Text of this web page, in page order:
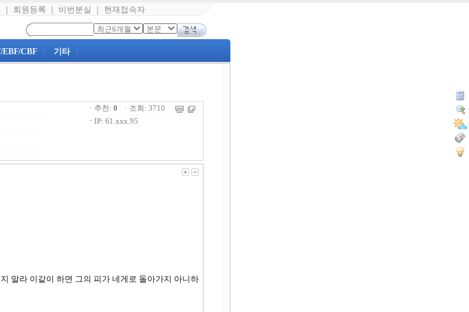
회원등록 비번분실 현재접속자
EBF/CBF 기타
ㆍ추천: 0 ㆍ조회: 3710
ㆍ IP: 61.xxx.95
말라 이같이 하면 그의 피가 네게로 돌아가지 아니하